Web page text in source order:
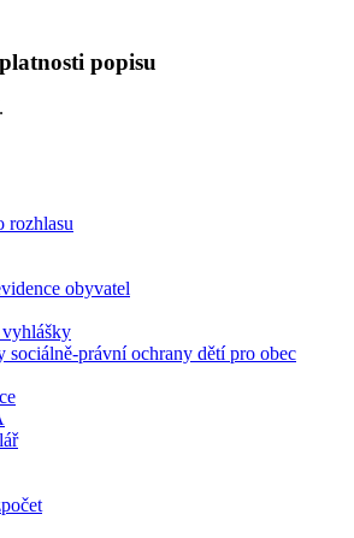
popisu
rozhlasu
obyvatel
vyhlášky
sociálně-právní ochrany dětí pro obec